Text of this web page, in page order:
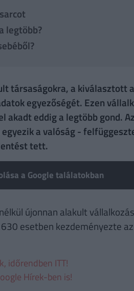
legtöbb?
társaságokra, a kiválasztott
egyezőségét. Ezen
akadt eddig a legtöbb gond.
a valóság -
tett.
a Google találatokban
újonnan alakult
esetben kezdeményezte
időrendben ITT!
Hírek-ben is!